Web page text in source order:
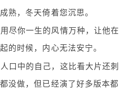
熟，冬天倚着您沉思。
尽你一生的风情万种，让他在
的时候，内心无法安宁。
口中的自己，这比看大片还刺
没做，但已经演了好多版本都